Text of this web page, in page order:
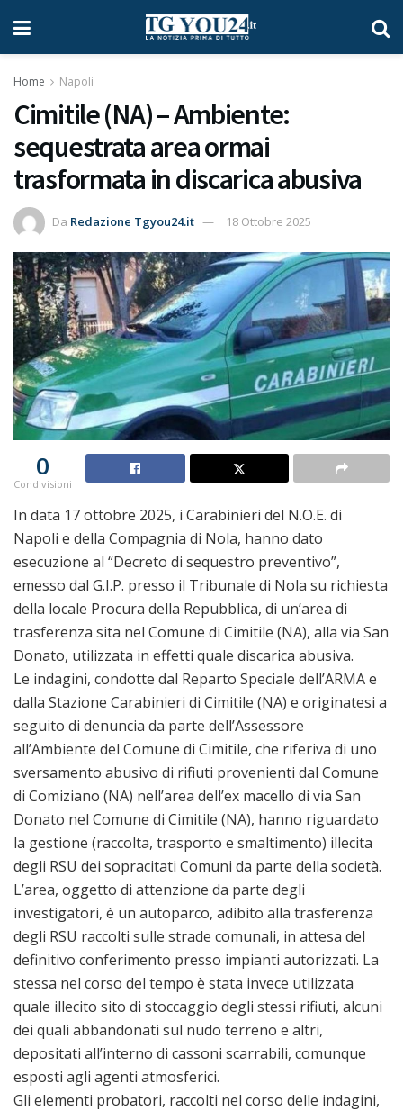
Home Napoli
Cimitile (NA) – Ambiente:
sequestrata area ormai
trasformata in discarica abusiva
Da Redazione Tgyou24.it 18 Ottobre 2025
0
Condivisioni
In data 17 ottobre 2025, i Carabinieri del N.O.E. di
Napoli e della Compagnia di Nola, hanno dato
esecuzione al “Decreto di sequestro preventivo”,
emesso dal G.I.P. presso il Tribunale di Nola su richiesta
della locale Procura della Repubblica, di un’area di
trasferenza sita nel Comune di Cimitile (NA), alla via San
Donato, utilizzata in effetti quale discarica abusiva.
Le indagini, condotte dal Reparto Speciale dell’ARMA e
dalla Stazione Carabinieri di Cimitile (NA) e originatesi a
seguito di denuncia da parte dell’Assessore
all’Ambiente del Comune di Cimitile, che riferiva di uno
sversamento abusivo di rifiuti provenienti dal Comune
di Comiziano (NA) nell’area dell’ex macello di via San
Donato nel Comune di Cimitile (NA), hanno riguardato
la gestione (raccolta, trasporto e smaltimento) illecita
degli RSU dei sopracitati Comuni da parte della società.
L’area, oggetto di attenzione da parte degli
investigatori, è un autoparco, adibito alla trasferenza
degli RSU raccolti sulle strade comunali, in attesa del
definitivo conferimento presso impianti autorizzati. La
stessa nel corso del tempo è stata invece utilizzata
quale illecito sito di stoccaggio degli stessi rifiuti, alcuni
dei quali abbandonati sul nudo terreno e altri,
depositati all’interno di cassoni scarrabili, comunque
esposti agli agenti atmosferici.
Gli elementi probatori, raccolti nel corso delle indagini,